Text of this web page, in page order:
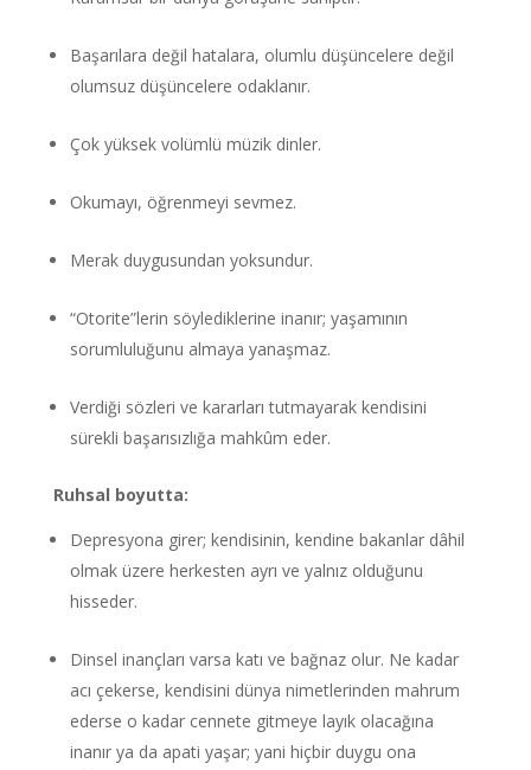
Başarılara değil hatalara, olumlu düşüncelere değil
olumsuz düşüncelere odaklanır.
Çok yüksek volümlü müzik dinler.
Okumayı, öğrenmeyi sevmez.
Merak duygusundan yoksundur.
“Otorite”lerin söylediklerine inanır; yaşamının
sorumluluğunu almaya yanaşmaz.
Verdiği sözleri ve kararları tutmayarak kendisini
sürekli başarısızlığa mahkûm eder.
Ruhsal boyutta:
Depresyona girer; kendisinin, kendine bakanlar dâhil
olmak üzere herkesten ayrı ve yalnız olduğunu
hisseder.
Dinsel inançları varsa katı ve bağnaz olur. Ne kadar
acı çekerse, kendisini dünya nimetlerinden mahrum
ederse o kadar cennete gitmeye layık olacağına
inanır ya da apati yaşar; yani hiçbir duygu ona